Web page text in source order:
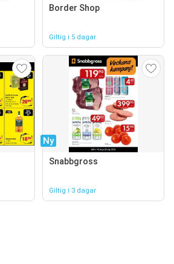
Border Shop
Giltig i 5 dagar
Ny
Snabbgross
Giltig i 3 dagar